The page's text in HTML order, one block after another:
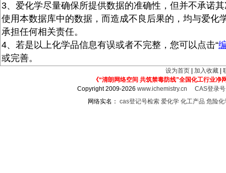
3、爱化学尽量确保所提供数据的准确性，但并不承诺
使用本数据库中的数据，而造成不良后果的，均与爱化
承担任何相关责任。
4、若是以上化学品信息有误或者不完整，您可以点击“
或完善。
设为首页 加入收藏
《“清朗网络空间 共筑禁毒防线”全国化工行业净
Copyright 2009-2026www.ichemistry.cn
CAS登录
网络实名： cas登记号检索 爱化学 化工产品 危险化